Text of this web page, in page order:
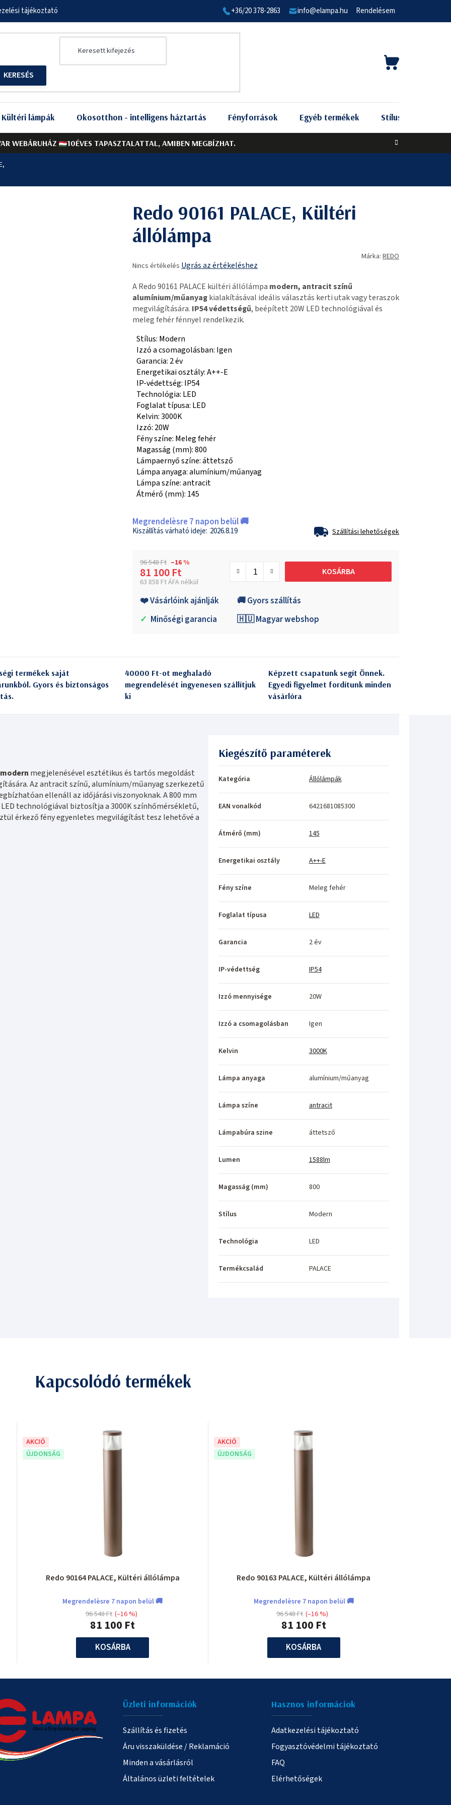
WEBÁRUHÁZ 10ÉVES TAPASZTALATTAL, AMIBEN MEGBÍZHAT.
tájékoztató +36/20 378-2863 info@elampa.hu Rendelésem
KOSÁR
Kültéri lámpák Okosotthon - intelligens háztartás Fényforrások Egyéb termékek Stílus szerint
Redo 90161 PALACE, Kültéri
állólámpa
termék
értékelése
5-
ből
0,0
csillag.
Nincs értékelés Ugrás az értékeléshez
Márka: REDO
A Redo 90161 PALACE kültéri állólámpa modern, antracit színű
alumínium/műanyagkialakításával ideális választás kerti utak vagy teraszok
megvilágítására. IP54 védettségű, beépített 20W LED technológiával és
meleg fehér fénnyel rendelkezik.
Stílus: Modern
Izzó a csomagolásban: Igen
Garancia: 2 év
Energetikai osztály: A++-E
IP-védettség: IP54
Technológia: LED
Foglalat típusa: LED
Kelvin: 3000K
Izzó: 20W
Fény színe: Meleg fehér
Magasság (mm): 800
Lámpaernyő színe: áttetsző
Lámpa anyaga: alumínium/műanyag
Lámpa színe: antracit
Átmérő (mm): 145
Megrendelèsre 7 napon belül 🚚
2026.8.19 Szállítási lehetőségek
96 548 Ft –16 %
81 100 Ft
63 858 Ft ÁFA nélkül
KOSÁRBA
❤️ Vásárlóink ajánlják
🚚 Gyors szállítás
✓ Minőségi garancia 🇭🇺 Magyar webshop
termékek saját
Gyors és biztonságos
40000 Ft-ot meghaladó
megrendelését ingyenesen szállítjuk
ki
Képzett csapatunk segít Önnek.
Egyedi figyelmet fordítunk minden
vásárlóra
modern megjelenésével esztétikus és tartós megoldást
Az antracit színű, alumínium/műanyag szerkezetű
ellenáll az időjárási viszonyoknak. A 800 mm
technológiával biztosítja a 3000K színhőmérsékletű,
érkező fény egyenletes megvilágítást tesz lehetővé a
Kiegészítő paraméterek
Kategória Állólámpák
EAN vonalkód 6421681085300
Átmérő (mm) 145
Energetikai osztály A++-E
Fény színe Meleg fehér
Foglalat típusa LED
Garancia 2 év
IP-védettség IP54
Izzó mennyisége 20W
Izzó a csomagolásban Igen
Kelvin 3000K
Lámpa anyaga alumínium/műanyag
Lámpa színe antracit
Lámpabúra szine áttetsző
Lumen 1588lm
Magasság (mm) 800
Stílus Modern
Technológia LED
Termékcsalád PALACE
Kapcsolódó termékek
AKCIÓ
ÚJDONSÁG
Redo 90164 PALACE, Kültéri állólámpa
Megrendelèsre 7 napon belül 🚚
81 100 Ft
96 548 Ft (–16 %)
KOSÁRBA
AKCIÓ
ÚJDONSÁG
Redo 90163 PALACE, Kültéri állólámpa
Megrendelèsre 7 napon belül 🚚
81 100 Ft
96 548 Ft (–16 %)
KOSÁRBA
Üzleti információk
Szállítás és fizetés
Áru visszaküldése / Reklamáció
Minden a vásárlásról
Általános üzleti feltételek
Hasznos informáciok
Adatkezelési tájékoztató
Fogyasztóvédelmi tájékoztató
FAQ
Elérhetőségek